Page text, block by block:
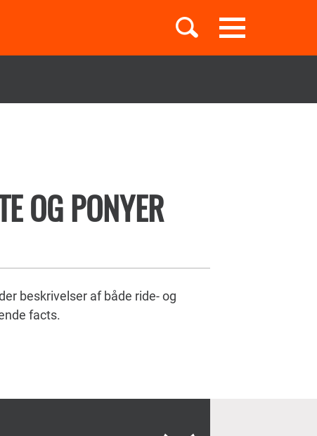
Toggle
navigation
Børnebøger
Temaer
OG PONYER
beskrivelser af både ride- og
facts.